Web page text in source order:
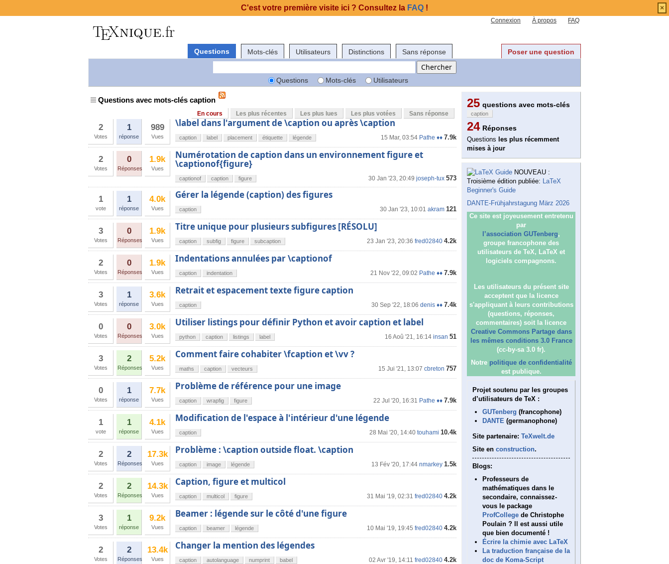
Connexion À propos FAQ
Questions Mots-clés Utilisateurs Distinctions Sans réponse Poser une question
Questions Mots-clés Utilisateurs
Questions avec mots-clés caption
En cours Les plus récentes Les plus lues Les plus votées Sans réponse
2
Votes
1
réponse
989
Vues
\label dans l'argument de \caption ou après \caption
15 Mar, 03:54 Pathe ♦♦ 7.9k
caption label placement étiquette légende
2
Votes
0
Réponses
1.9k
Vues
Numérotation de caption dans un environnement figure et
\captionof{figure}
30 Jan '23, 20:49 joseph-tux 573
captionof caption figure
1
vote
1
réponse
4.0k
Vues
Gérer la légende (caption) des figures
30 Jan '23, 10:01 akram 121
caption
3
Votes
0
Réponses
1.9k
Vues
Titre unique pour plusieurs subfigures [RÉSOLU]
23 Jan '23, 20:36 fred02840 4.2k
caption subfig figure subcaption
2
Votes
0
Réponses
1.9k
Vues
Indentations annulées par \captionof
21 Nov '22, 09:02 Pathe ♦♦ 7.9k
caption indentation
3
Votes
1
réponse
3.6k
Vues
Retrait et espacement texte figure caption
30 Sep '22, 18:06 denis ♦♦ 7.4k
caption
0
Votes
0
Réponses
3.0k
Vues
Utiliser listings pour définir Python et avoir caption et label
16 Aoû '21, 16:14 insan 51
python caption listings label
3
Votes
2
Réponses
5.2k
Vues
Comment faire cohabiter \fcaption et \vv ?
15 Jui '21, 13:07 cbreton 757
maths caption vecteurs
0
Votes
1
réponse
7.7k
Vues
Problème de référence pour une image
22 Jul '20, 16:31 Pathe ♦♦ 7.9k
caption wrapfig figure
1
vote
1
réponse
4.1k
Vues
Modification de l'espace à l'intérieur d'une légende
28 Mai '20, 14:40 touhami 10.4k
caption
2
Votes
2
Réponses
17.3k
Vues
Problème : \caption outside float. \caption
13 Fév '20, 17:44 nmarkey 1.5k
caption image légende
2
Votes
2
Réponses
14.3k
Vues
Caption, figure et multicol
31 Mai '19, 02:31 fred02840 4.2k
caption multicol figure
3
Votes
1
réponse
9.2k
Vues
Beamer : légende sur le côté d'une figure
10 Mai '19, 19:45 fred02840 4.2k
caption beamer légende
2
Votes
2
Réponses
13.4k
Vues
Changer la mention des légendes
02 Avr '19, 14:11 fred02840 4.2k
caption autolanguage numprint babel
25 questions avec mots-clés
caption
24 Réponses
Questions les plus récemment
mises à jour
NOUVEAU :
Troisième édition publiée: LaTeX
Beginner's Guide
DANTE-Frühjahrstagung März 2026
Ce site est joyeusement entretenu
par
l’association GUTenberg,
groupe francophone des
utilisateurs de TeX, LaTeX et
logiciels compagnons.
Les utilisateurs du présent site
acceptent que la licence
s'appliquant à leurs contributions
(questions, réponses,
commentaires) soit la licence
Creative Commons Partage dans
les mêmes conditions 3.0 France
(cc-by-sa 3.0 fr).
Notre politique de confidentialité
est publique.
Projet soutenu par les groupes
d’utilisateurs de TeX :
GUTenberg (francophone)
DANTE (germanophone)
Site partenaire: TeXwelt.de
Site en construction.
Blogs:
Professeurs de
mathématiques dans le
secondaire, connaissez-
vous le package
ProfCollege de Christophe
Poulain ? Il est aussi utile
que bien documenté !
Écrire la chimie avec LaTeX
La traduction française de la
doc de Koma-Script
C'est votre première visite ici ? Consultez la FAQ ! ×